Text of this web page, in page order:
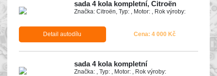
sada 4 kola kompletní, Citroën
Značka: Citroën, Typ: , Motor: , Rok výroby:
Detail autodílu Cena: 4 000 Kč
sada 4 kola kompletní
Značka: , Typ: , Motor: , Rok výroby: